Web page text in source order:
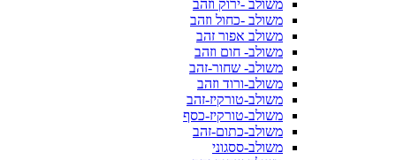
משולב -ירוק וזהב
משולב -כחול וזהב
משולב אפור זהב
משולב- חום וזהב
משולב- שחור-זהב
משולב-ורוד וזהב
משולב-טורקיז-זהב
משולב-טורקיז-כסף
משולב-כתום-זהב
משולב-ססגוני